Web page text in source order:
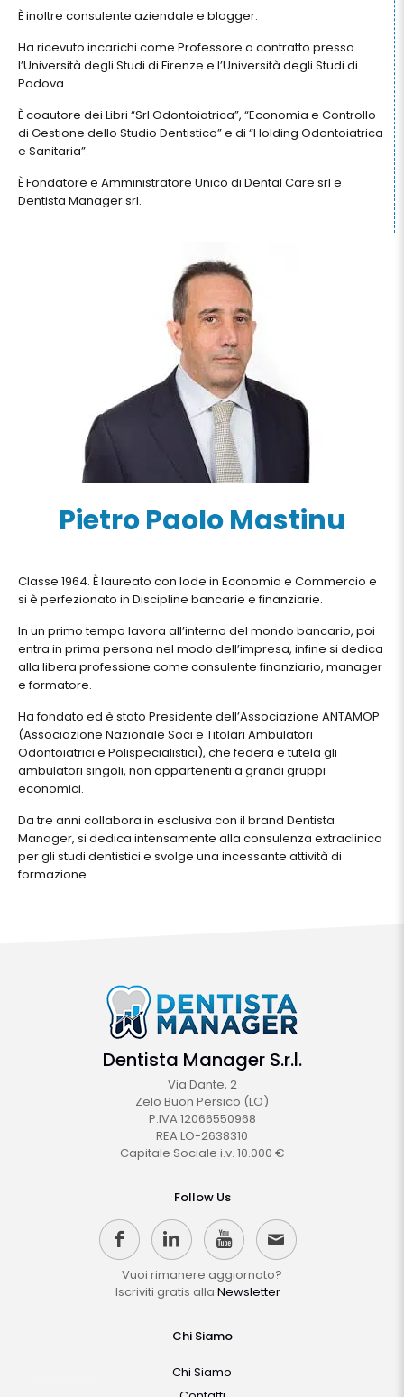
È inoltre consulente aziendale e blogger.
Ha ricevuto incarichi come Professore a contratto presso
l’Università degli Studi di Firenze e l’Università degli Studi di
Padova.
È coautore dei Libri “Srl Odontoiatrica”, “Economia e Controllo
di Gestione dello Studio Dentistico” e di “Holding Odontoiatrica
e Sanitaria”.
È Fondatore e Amministratore Unico di Dental Care srl e
Dentista Manager srl.
Pietro Paolo Mastinu
Classe 1964. È laureato con lode in Economia e Commercio e
si è perfezionato in Discipline bancarie e finanziarie.
In un primo tempo lavora all’interno del mondo bancario, poi
entra in prima persona nel modo dell’impresa, infine si dedica
alla libera professione come consulente finanziario, manager
e formatore.
Ha fondato ed è stato Presidente dell’Associazione ANTAMOP
(Associazione Nazionale Soci e Titolari Ambulatori
Odontoiatrici e Polispecialistici), che federa e tutela gli
ambulatori singoli, non appartenenti a grandi gruppi
economici.
Da tre anni collabora in esclusiva con il brand Dentista
Manager, si dedica intensamente alla consulenza extraclinica
per gli studi dentistici e svolge una incessante attività di
formazione.
Dentista Manager S.r.l.
Via Dante, 2
Zelo Buon Persico (LO)
P.IVA 12066550968
REA LO-2638310
Capitale Sociale i.v. 10.000 €
Follow Us
Vuoi rimanere aggiornato?
Iscriviti gratis alla Newsletter
Chi Siamo
Chi Siamo